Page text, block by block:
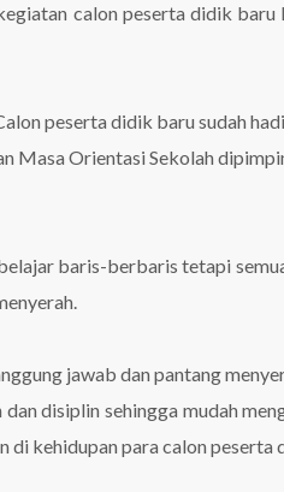
calon peserta didik
peserta didik baru sudah
Orientasi Sekolah
baris-berbaris tetapi
jawab dan pantang
disiplin sehingga mudah
kehidupan para calon peserta